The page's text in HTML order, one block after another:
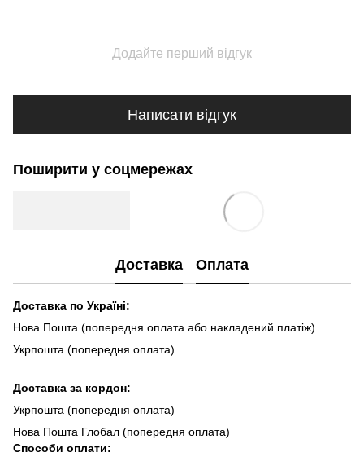
Додайте перший відгук
Написати відгук
Поширити у соцмережах
Доставка Оплата
Доставка по Україні:
Нова Пошта (попередня оплата або накладений платіж)
Укрпошта (попередня оплата)
Доставка за кордон:
Укрпошта (попередня оплата)
Нова Пошта Глобал (попередня оплата)
Способи оплати: